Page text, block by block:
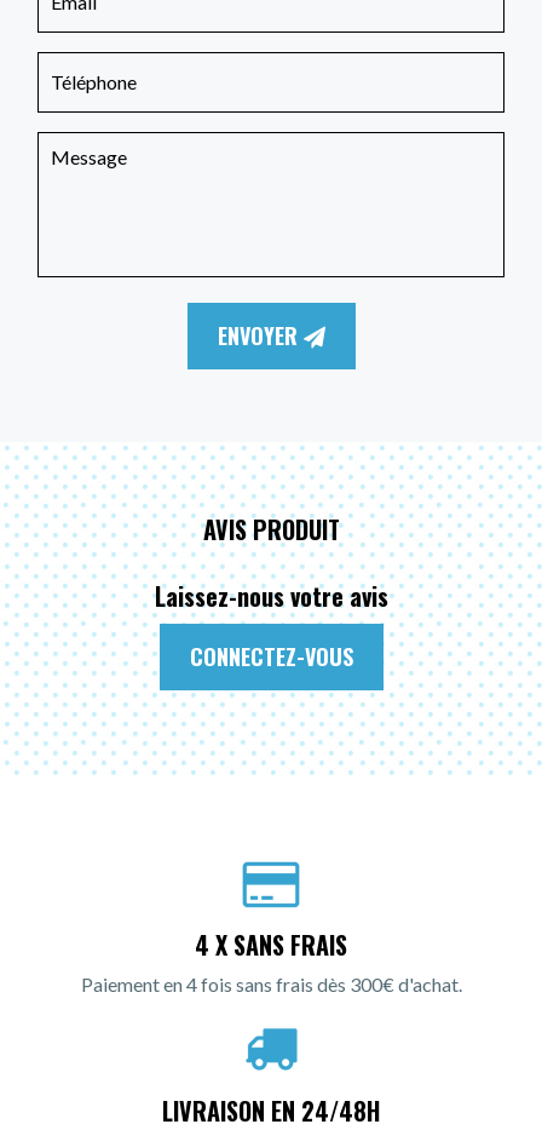
ENVOYER
AVIS PRODUIT
Laissez-nous votre avis
CONNECTEZ-VOUS
4 X SANS FRAIS
Paiement en 4 fois sans frais dès 300€ d'achat.
LIVRAISON EN 24/48H